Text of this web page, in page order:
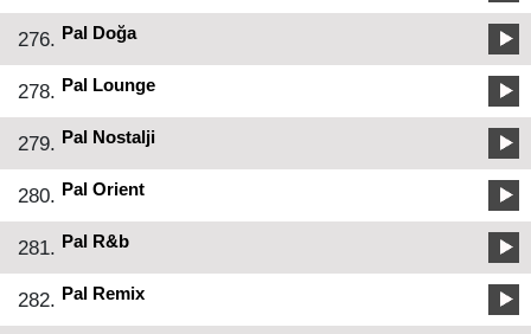
276. Pal Doğa
278. Pal Lounge
279. Pal Nostalji
280. Pal Orient
281. Pal R&b
282. Pal Remix